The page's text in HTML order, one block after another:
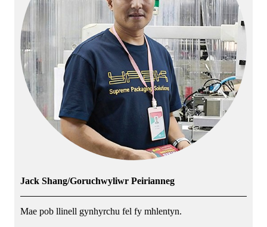
Jack Shang/Goruchwyliwr Peirianneg
Mae pob llinell gynhyrchu fel fy mhlentyn.